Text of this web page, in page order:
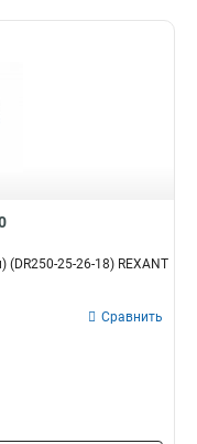
25-26-18) REXANT
Сравнить